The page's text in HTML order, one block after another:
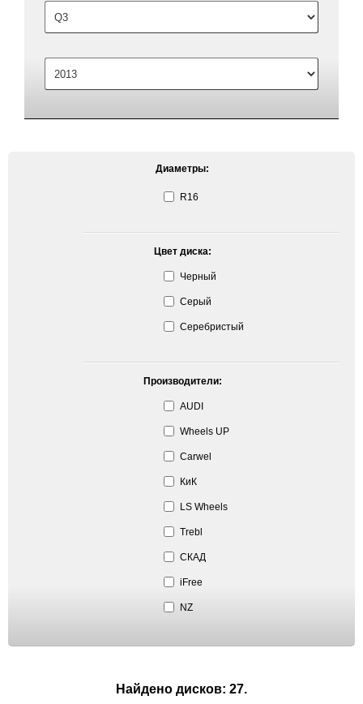
Диаметры:
R16
Цвет диска:
Черный
Серый
Серебристый
Производители:
AUDI
Wheels UP
Carwel
КиК
LS Wheels
Trebl
СКАД
iFree
NZ
Найдено дисков: 27.